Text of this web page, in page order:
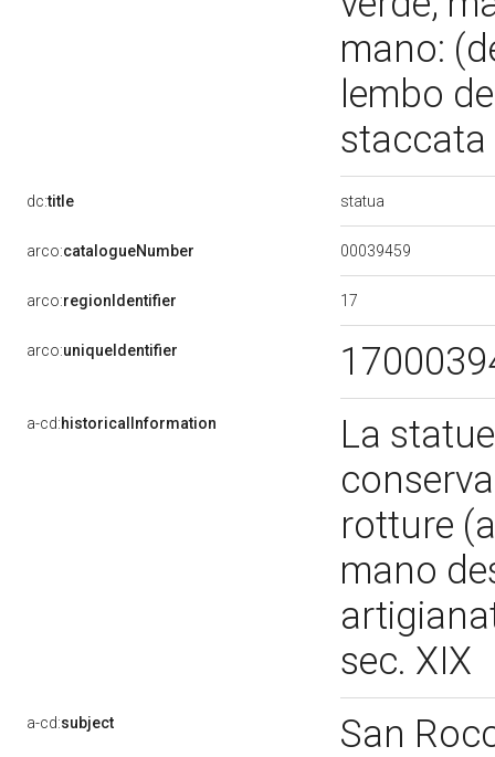
mano:
lembo
staccata
dc:title statua
arco:catalogueNumber 00039459
arco:regionIdentifier 17
arco:uniqueIdentifier
a-cd:historicalInformation
La
rotture
mano
sec. XIX
a-cd:subject San